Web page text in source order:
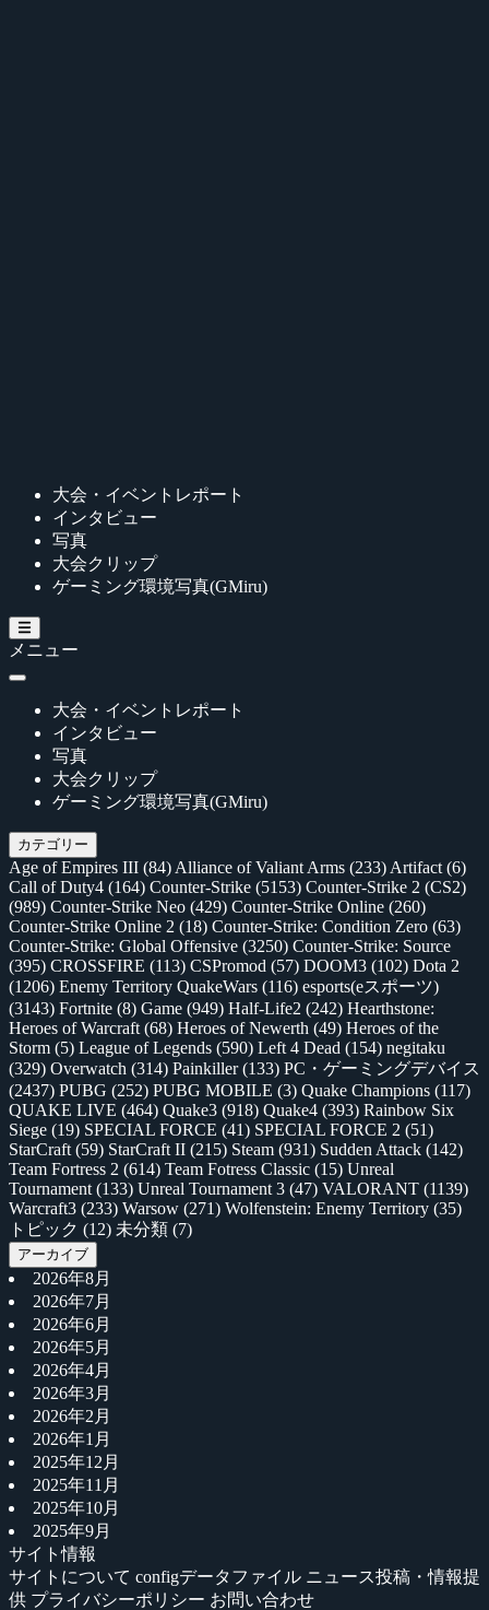
大会・イベントレポート
インタビュー
写真
大会クリップ
ゲーミング環境写真(GMiru)
メニュー
大会・イベントレポート
インタビュー
写真
大会クリップ
ゲーミング環境写真(GMiru)
カテゴリー
Age of Empires III (84) Alliance of Valiant Arms (233) Artifact (6)
Call of Duty4 (164) Counter-Strike (5153) Counter-Strike 2 (CS2)
(989) Counter-Strike Neo (429) Counter-Strike Online (260)
Counter-Strike Online 2 (18) Counter-Strike: Condition Zero (63)
Counter-Strike: Global Offensive (3250) Counter-Strike: Source
(395) CROSSFIRE (113) CSPromod (57) DOOM3 (102) Dota 2
(1206) Enemy Territory QuakeWars (116) esports(eスポーツ)
(3143) Fortnite (8) Game (949) Half-Life2 (242) Hearthstone:
Heroes of Warcraft (68) Heroes of Newerth (49) Heroes of the
Storm (5) League of Legends (590) Left 4 Dead (154) negitaku
(329) Overwatch (314) Painkiller(133) PC・ゲーミングデバイス
(2437) PUBG (252) PUBG MOBILE (3) Quake Champions (117)
QUAKE LIVE (464) Quake3 (918) Quake4 (393) Rainbow Six
Siege (19) SPECIAL FORCE (41) SPECIAL FORCE 2 (51)
StarCraft (59) StarCraft II (215) Steam (931) Sudden Attack (142)
Team Fortress 2 (614) Team Fotress Classic (15) Unreal
Tournament (133) Unreal Tournament 3 (47) VALORANT (1139)
Warcraft3 (233) Warsow (271) Wolfenstein: Enemy Territory (35)
トピック (12) 未分類 (7)
アーカイブ
2026年8月
2026年7月
2026年6月
2026年5月
2026年4月
2026年3月
2026年2月
2026年1月
2025年12月
2025年11月
2025年10月
2025年9月
サイト情報
サイトについて configデータファイル ニュース投稿・情報提
供 プライバシーポリシー お問い合わせ